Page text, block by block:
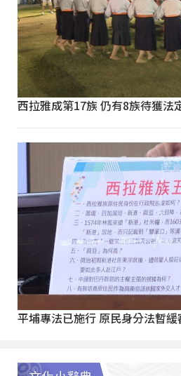
西拉雅成第17族 仍有8族待獲法
平埔專法已施行 原民身分法暫緩